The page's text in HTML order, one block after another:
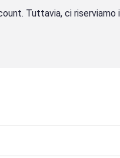
Tuttavia, ci riserviamo